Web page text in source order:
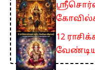
12